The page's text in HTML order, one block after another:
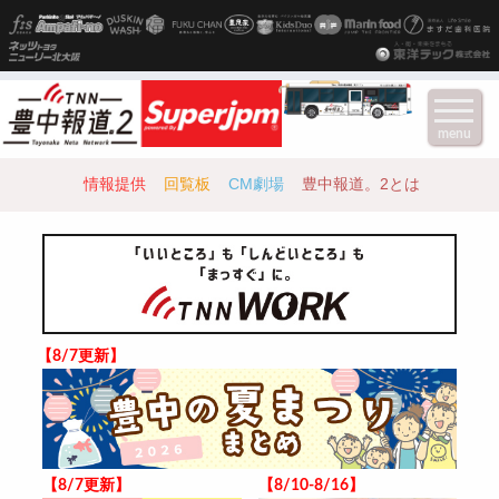
情報提供 回覧板 CM劇場 豊中報道。2とは
【8/7更新】
【8/7更新】 【8/10-8/16】
menu